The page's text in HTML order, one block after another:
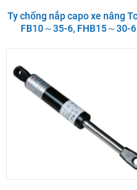
Ty chống nắp capo xe nâng
FB10～35-6, FHB15～30-6